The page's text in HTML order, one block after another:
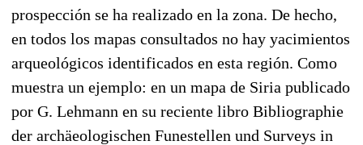
prospección se ha realizado en la zona. De hecho,
en todos los mapas consultados no hay yacimientos
arqueológicos identificados en esta región. Como
muestra un ejemplo: en un mapa de Siria publicado
por G. Lehmann en su reciente libro Bibliographie
der archäeologischen Funestellen und Surveys in